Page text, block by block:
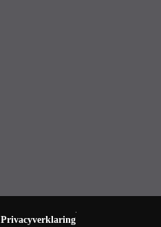
Privacyverklaring